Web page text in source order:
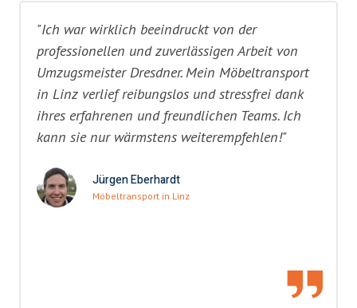
"Ich war wirklich beeindruckt von der
professionellen und zuverlässigen Arbeit von
Umzugsmeister Dresdner. Mein Möbeltransport
in Linz verlief reibungslos und stressfrei dank
ihres erfahrenen und freundlichen Teams. Ich
kann sie nur wärmstens weiterempfehlen!"
Jürgen Eberhardt
Möbeltransport in Linz